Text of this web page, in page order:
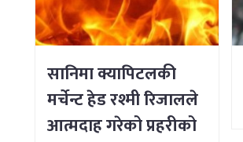
सानिमा क्यापिटलकी
मर्चेन्ट हेड रश्मी रिजालले
आत्मदाह गरेको प्रहरीको